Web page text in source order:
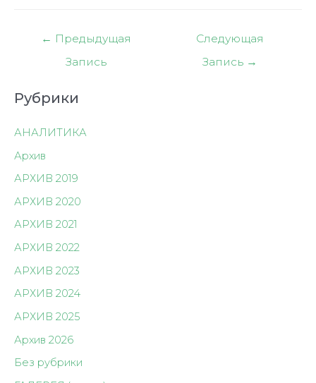
Навигация
← Предыдущая
Запись
Следующая
Запись →
Рубрики
АНАЛИТИКА
Архив
АРХИВ 2019
АРХИВ 2020
АРХИВ 2021
АРХИВ 2022
АРХИВ 2023
АРХИВ 2024
АРХИВ 2025
Архив 2026
Без рубрики